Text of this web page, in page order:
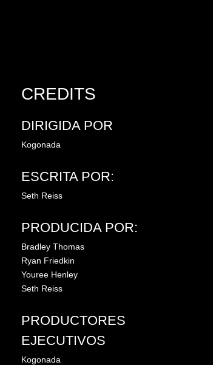
CREDITS
DIRIGIDA POR
Kogonada
ESCRITA POR:
Seth Reiss
PRODUCIDA POR:
Bradley Thomas
Ryan Friedkin
Youree Henley
Seth Reiss
PRODUCTORES
EJECUTIVOS
Kogonada